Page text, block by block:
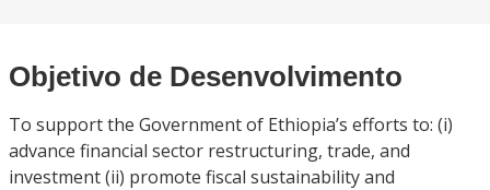
Objetivo de Desenvolvimento
To support the Government of Ethiopia’s efforts to: (i)
advance financial sector restructuring, trade, and
investment (ii) promote fiscal sustainability and